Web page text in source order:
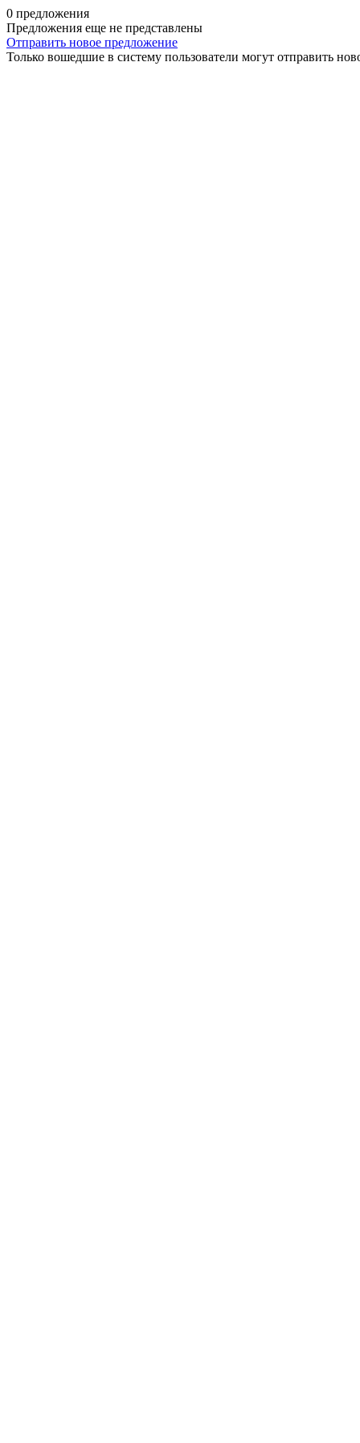
0 предложения
Предложения еще не представлены
Отправить новое предложение
Только вошедшие в систему пользователи могут отправить